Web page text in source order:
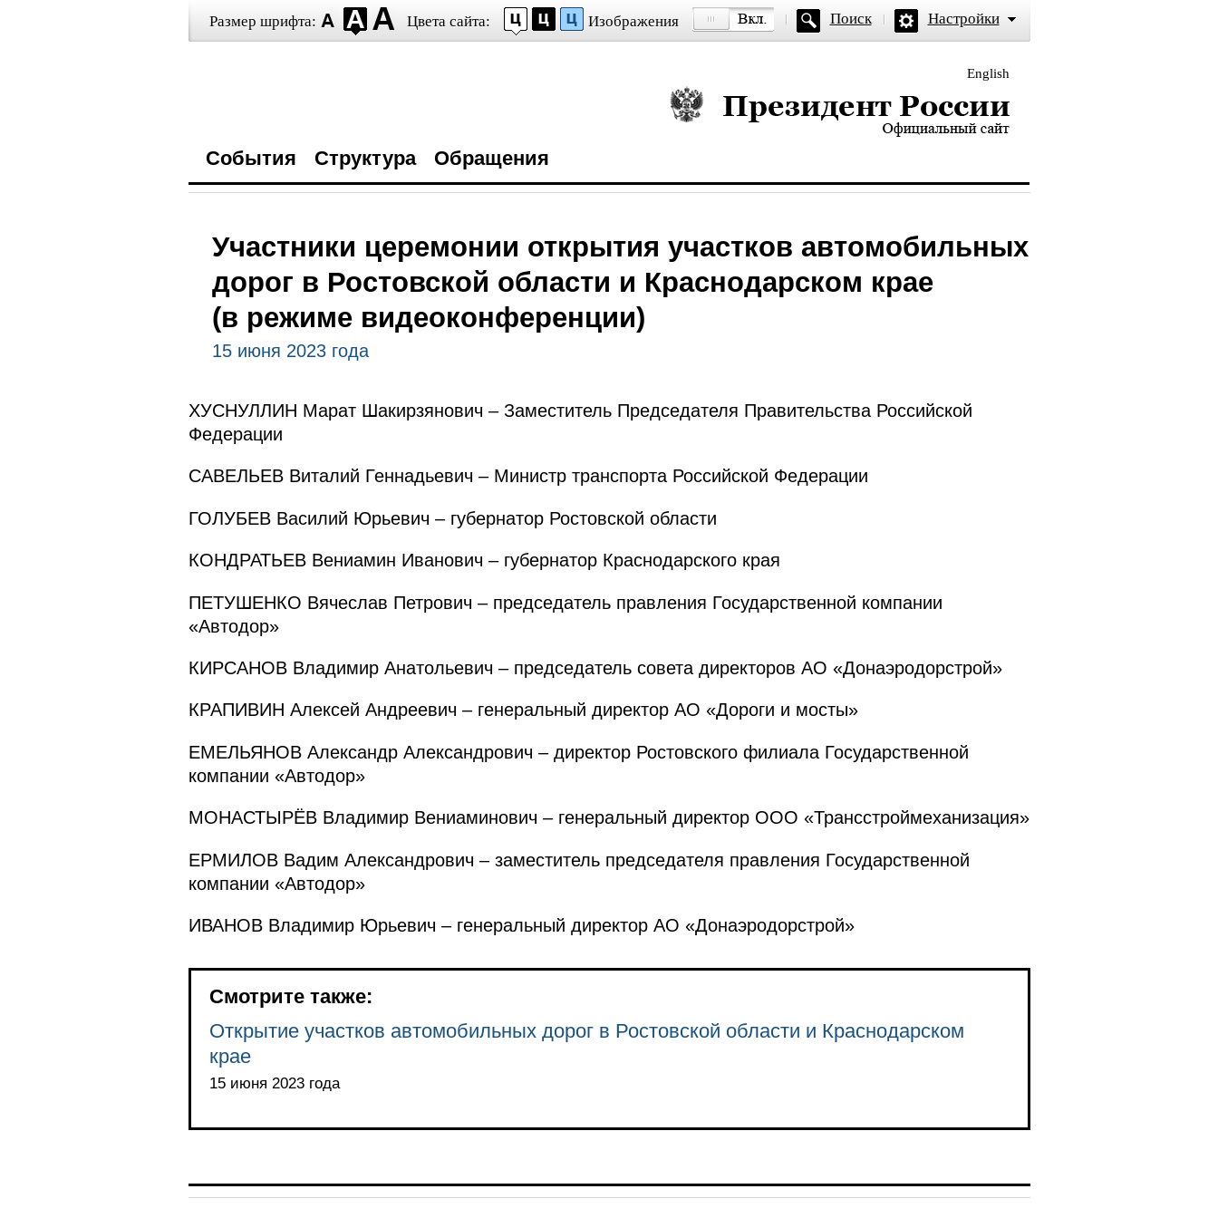
Размер шрифта: Цвета сайта: Изображения Поиск Настройки
English
Президент России — официальный сайт
События Структура Обращения
Участники церемонии открытия участков автомобильных
дорог в Ростовской области и Краснодарском крае
(в режиме видеоконференции)
15 июня 2023 года
ХУСНУЛЛИН Марат Шакирзянович – Заместитель Председателя Правительства Российской
Федерации
САВЕЛЬЕВ Виталий Геннадьевич – Министр транспорта Российской Федерации
ГОЛУБЕВ Василий Юрьевич – губернатор Ростовской области
КОНДРАТЬЕВ Вениамин Иванович – губернатор Краснодарского края
ПЕТУШЕНКО Вячеслав Петрович – председатель правления Государственной компании
«Автодор»
КИРСАНОВ Владимир Анатольевич – председатель совета директоров АО «Донаэродорстрой»
КРАПИВИН Алексей Андреевич – генеральный директор АО «Дороги и мосты»
ЕМЕЛЬЯНОВ Александр Александрович – директор Ростовского филиала Государственной
компании «Автодор»
МОНАСТЫРЁВ Владимир Вениаминович – генеральный директор ООО «Трансстроймеханизация»
ЕРМИЛОВ Вадим Александрович – заместитель председателя правления Государственной
компании «Автодор»
ИВАНОВ Владимир Юрьевич – генеральный директор АО «Донаэродорстрой»
Смотрите также:
Открытие участков автомобильных дорог в Ростовской области и Краснодарском
крае
15 июня 2023 года